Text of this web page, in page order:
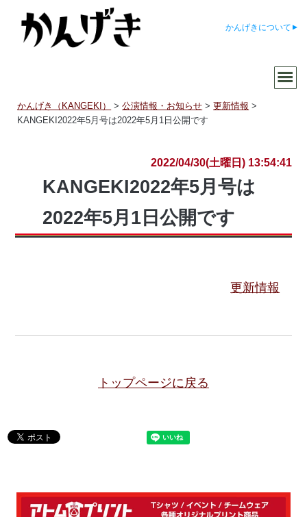
かんげきについて
かんげき（KANGEKI） >公演情報・お知らせ > 更新情報 >
KANGEKI2022年5月号は2022年5月1日公開です
2022/04/30(土曜日) 13:54:41
KANGEKI2022年5月号は
2022年5月1日公開です
更新情報
トップページに戻る